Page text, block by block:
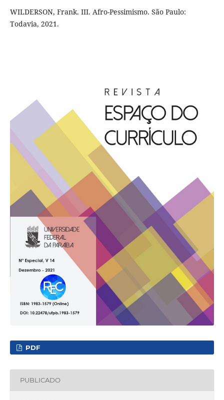
WILDERSON, Frank. III. Afro-Pessimismo. São Paulo:
Todavia, 2021.
PDF
PUBLICADO